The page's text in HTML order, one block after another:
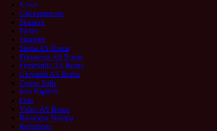
News
Calciomercato
Squadra
Partite
Stagione
Storia AS Roma
Primavera AS Roma
Femminile AS Roma
Giovanili AS Roma
Coppa Italia
Info Biglietti
Foto
Video AS Roma
Rassegna Stampa
Redazione